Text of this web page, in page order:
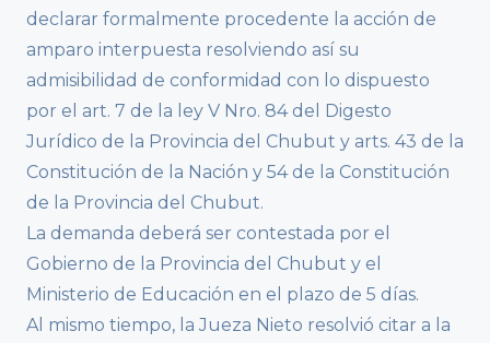
declarar formalmente procedente la acción de
amparo interpuesta resolviendo así su
admisibilidad de conformidad con lo dispuesto
por el art. 7 de la ley V Nro. 84 del Digesto
Jurídico de la Provincia del Chubut y arts. 43 de la
Constitución de la Nación y 54 de la Constitución
de la Provincia del Chubut.
La demanda deberá ser contestada por el
Gobierno de la Provincia del Chubut y el
Ministerio de Educación en el plazo de 5 días.
Al mismo tiempo, la Jueza Nieto resolvió citar a la